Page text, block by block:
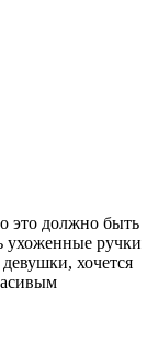
это должно быть
ухоженные ручки
хочется